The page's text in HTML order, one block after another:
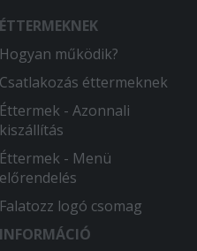
egy papir
ki és szinte alig
legrosszabb
a pizzára,
hideg pizzát...
ÉTTERMEKNEK
Hogyan működik?
Csatlakozás éttermeknek
Éttermek - Azonnali
kiszállítás
Éttermek - Menü
előrendelés
Falatozz logó csomag
INFORMÁCIÓ